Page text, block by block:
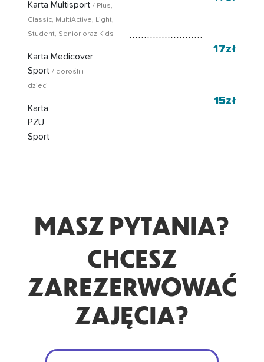
Karta Multisport/ Plus,
Classic, MultiActive, Light,
Student, Senior oraz Kids
Karta Medicover
Sport/ dorośli i
dzieci
17zł
Karta
PZU
Sport
15zł
MASZ PYTANIA?
CHCESZ
ZAREZERWOWAĆ
ZAJĘCIA?